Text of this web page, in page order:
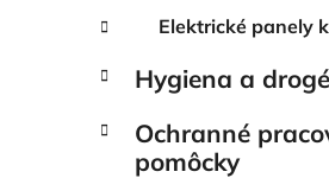
Elektrické panely
Hygiena a
Ochranné
pomôcky